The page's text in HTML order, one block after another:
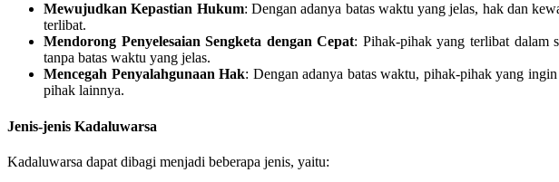
Mewujudkan Kepastian Hukum: Dengan adanya batas waktu yang jelas, hak dan
terlibat.
Mendorong Penyelesaian Sengketa dengan Cepat: Pihak-pihak yang terlibat dalam
tanpa batas waktu yang jelas.
Mencegah Penyalahgunaan Hak: Dengan adanya batas waktu, pihak-pihak yang
pihak lainnya.
Jenis-jenis Kadaluwarsa
Kadaluwarsa dapat dibagi menjadi beberapa jenis, yaitu: